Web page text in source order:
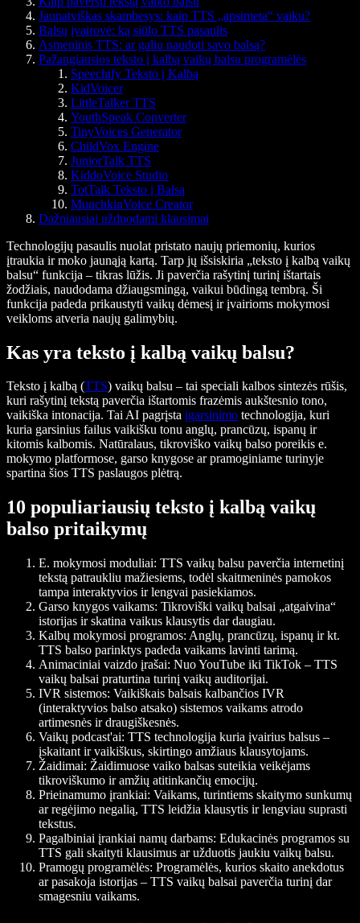
Jaunatviškas skambesys: kaip TTS „apsimeta“ vaiku?
Balsų įvairovė: ką siūlo TTS pasaulis
Asmeninis TTS: ar galiu naudoti savo balsą?
Pažangiausios teksto į kalbą vaikų balsu programėlės
Speechify Teksto į Kalbą
KidVoicer
LittleTalker TTS
YouthSpeak Converter
TinyVoices Generator
ChildVox Engine
JuniorTalk TTS
KiddoVoice Studio
TotTalk Teksto į Balsą
MunchkinVoice Creator
Dažniausiai užduodami klausimai
Technologijų pasaulis nuolat pristato naujų priemonių, kurios
įtraukia ir moko jaunąją kartą. Tarp jų išsiskiria „teksto į kalbą vaikų
balsu“ funkcija – tikras lūžis. Ji paverčia rašytinį turinį ištartais
žodžiais, naudodama džiaugsmingą, vaikui būdingą tembrą. Ši
funkcija padeda prikaustyti vaikų dėmesį ir įvairioms mokymosi
veikloms atveria naujų galimybių.
Kas yra teksto į kalbą vaikų balsu?
Teksto į kalbą (TTS) vaikų balsu – tai speciali kalbos sintezės rūšis,
kuri rašytinį tekstą paverčia ištartomis frazėmis aukštesnio tono,
vaikiška intonacija. Tai AI pagrįsta įgarsinimo technologija, kuri
kuria garsinius failus vaikišku tonu anglų, prancūzų, ispanų ir
kitomis kalbomis. Natūralaus, tikroviško vaikų balso poreikis e.
mokymo platformose, garso knygose ar pramoginiame turinyje
spartina šios TTS paslaugos plėtrą.
10 populiariausių teksto į kalbą vaikų
balso pritaikymų
E. mokymosi moduliai: TTS vaikų balsu paverčia internetinį
tekstą patraukliu mažiesiems, todėl skaitmeninės pamokos
tampa interaktyvios ir lengvai pasiekiamos.
Garso knygos vaikams: Tikroviški vaikų balsai „atgaivina“
istorijas ir skatina vaikus klausytis dar daugiau.
Kalbų mokymosi programos: Anglų, prancūzų, ispanų ir kt.
TTS balso parinktys padeda vaikams lavinti tarimą.
Animaciniai vaizdo įrašai: Nuo YouTube iki TikTok – TTS
vaikų balsai praturtina turinį vaikų auditorijai.
IVR sistemos: Vaikiškais balsais kalbančios IVR
(interaktyvios balso atsako) sistemos vaikams atrodo
artimesnės ir draugiškesnės.
Vaikų podcast'ai: TTS technologija kuria įvairius balsus –
įskaitant ir vaikiškus, skirtingo amžiaus klausytojams.
Žaidimai: Žaidimuose vaiko balsas suteikia veikėjams
tikroviškumo ir amžių atitinkančių emocijų.
Prieinamumo įrankiai: Vaikams, turintiems skaitymo sunkumų
ar regėjimo negalią, TTS leidžia klausytis ir lengviau suprasti
tekstus.
Pagalbiniai įrankiai namų darbams: Edukacinės programos su
TTS gali skaityti klausimus ar užduotis jaukiu vaikų balsu.
Pramogų programėlės: Programėlės, kurios skaito anekdotus
ar pasakoja istorijas – TTS vaikų balsai paverčia turinį dar
smagesniu vaikams.